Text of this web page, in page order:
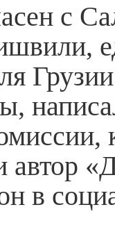
с
автор
в